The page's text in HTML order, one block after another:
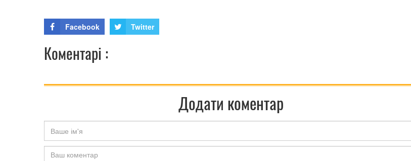
Facebook Twitter
Коментарі :
Додати коментар